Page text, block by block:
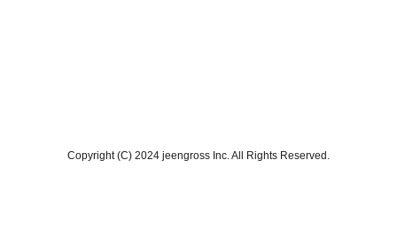
Copyright (C) 2024 jeengross Inc. All Rights Reserved.